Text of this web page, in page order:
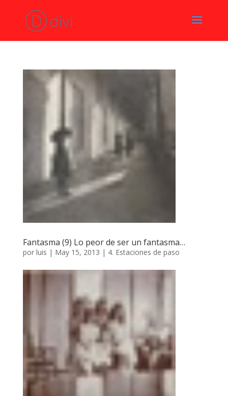
Fantasma (9) Lo peor de ser un fantasma…
por luis | May 15, 2013 | 4. Estaciones de paso